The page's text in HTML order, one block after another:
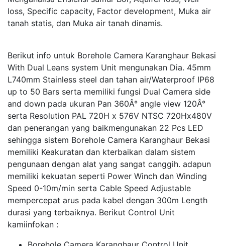
loss, Specific capacity, Factor development, Muka air
tanah statis, dan Muka air tanah dinamis.
Berikut info untuk Borehole Camera Karanghaur Bekasi
With Dual Leans system Unit mengunakan Dia. 45mm
L740mm Stainless steel dan tahan air/Waterproof IP68
up to 50 Bars serta memiliki fungsi Dual Camera side
and down pada ukuran Pan 360Â° angle view 120Â°
serta Resolution PAL 720H x 576V NTSC 720Hx480V
dan penerangan yang baikmengunakan 22 Pcs LED
sehingga sistem Borehole Camera Karanghaur Bekasi
memiliki Keakuratan dan kterbaikan dalam sistem
pengunaan dengan alat yang sangat canggih. adapun
memiliki kekuatan seperti Power Winch dan Winding
Speed 0-10m/min serta Cable Speed Adjustable
mempercepat arus pada kabel dengan 300m Length
durasi yang terbaiknya. Berikut Control Unit
kamiinfokan :